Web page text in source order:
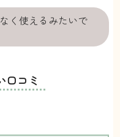
ですが、自分専
ないということ
く使えるみたいで
口コミ